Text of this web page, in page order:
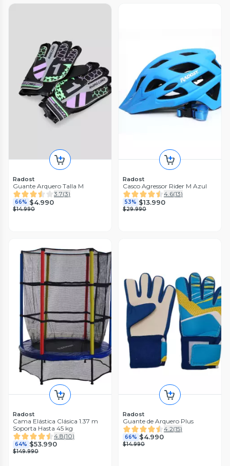
Radost
Guante Arquero Talla M
3.7(3)
66% $4.990
$14.990
Radost
Casco Agressor Rider M Azul
4.6(13)
53% $13.990
$29.990
Radost
Cama Elástica Clásica 1.37 m
Soporta Hasta 45 kg
4.8(10)
64% $53.990
$149.990
Radost
Guante de Arquero Plus
4.2(15)
66% $4.990
$14.990